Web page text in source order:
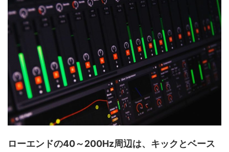
ローエンドの40～200Hz周辺は、キックとベース